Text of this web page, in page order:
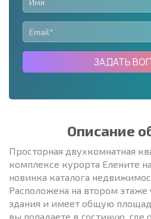
ЗАДАТЬ
Описание
Просторная двухкомнатная
комплексе курорта Елените
новинка каталога
Расположена на втором этаже
здания и имеет общую
вы попадаете в гостиную, где